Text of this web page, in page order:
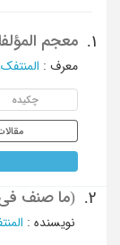
1. معجم
معرف :
چکیده
2. (ما صنف في
نویسنده :